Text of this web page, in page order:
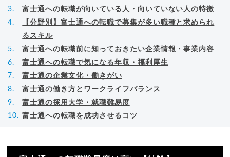
富士通への転職が向いている人・向いていない人の特徴
【分野別】富士通への転職で募集が多い職種と求められ
るスキル
富士通への転職前に知っておきたい企業情報・事業内容
富士通への転職で気になる年収・福利厚生
富士通の企業文化・働きがい
富士通の働き方とワークライフバランス
富士通の採用大学・就職難易度
富士通への転職を成功させるコツ